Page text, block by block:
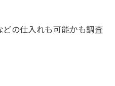
どの仕入れも可能かも調査